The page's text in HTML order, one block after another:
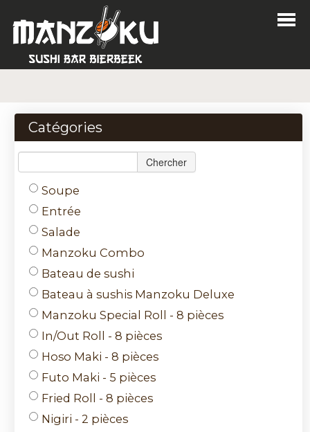
Commander
Menu
Login
Contact
Catégories
Chercher
Soupe
Entrée
Salade
Manzoku Combo
Bateau de sushi
Bateau à sushis Manzoku Deluxe
Manzoku Special Roll - 8 pièces
In/Out Roll - 8 pièces
Hoso Maki - 8 pièces
Futo Maki - 5 pièces
Fried Roll - 8 pièces
Nigiri - 2 pièces